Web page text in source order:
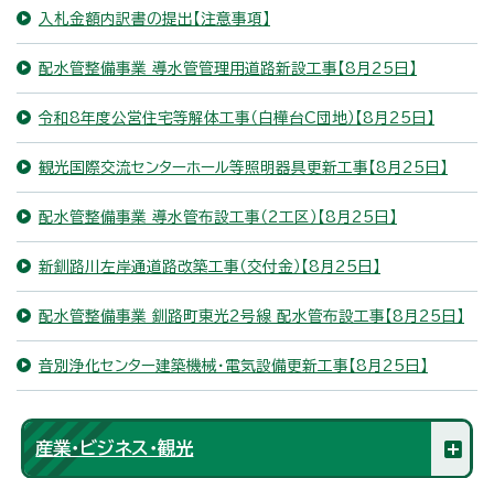
入札金額内訳書の提出【注意事項】
配水管整備事業 導水管管理用道路新設工事【8月25日】
令和8年度公営住宅等解体工事（白樺台C団地）【8月25日】
観光国際交流センターホール等照明器具更新工事【8月25日】
配水管整備事業 導水管布設工事（2工区）【8月25日】
新釧路川左岸通道路改築工事（交付金）【8月25日】
配水管整備事業 釧路町東光2号線 配水管布設工事【8月25日】
音別浄化センター建築機械・電気設備更新工事【8月25日】
産業・ビジネス・観光